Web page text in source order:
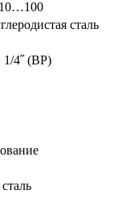
сталь
1/4˝ (ВР)